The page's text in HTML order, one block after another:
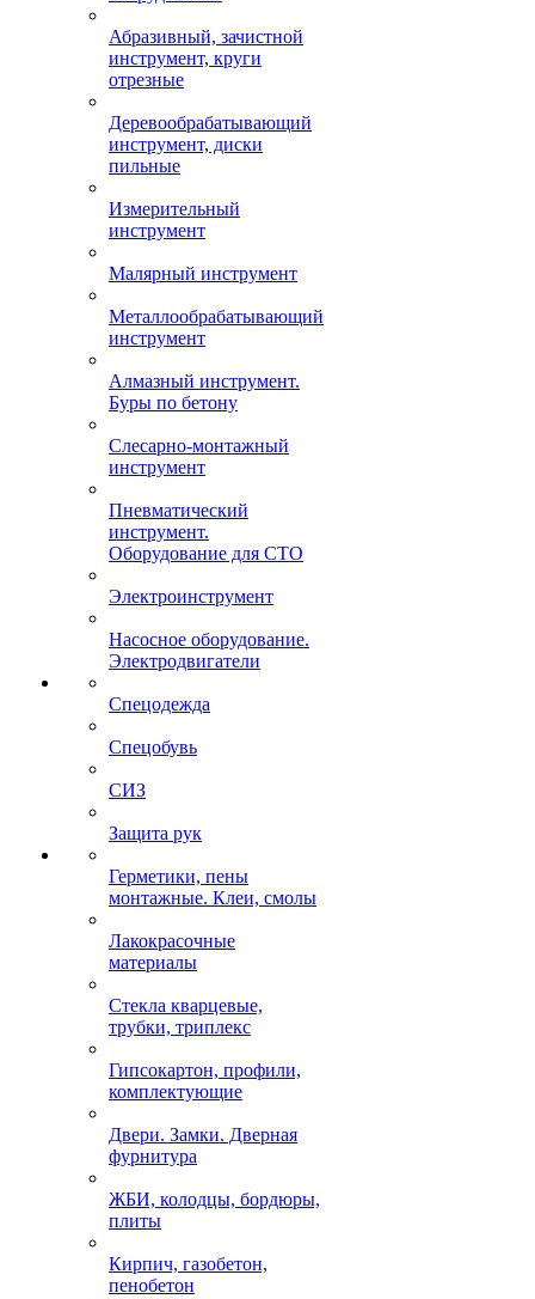
Абразивный, зачистной
инструмент, круги
отрезные
Деревообрабатывающий
инструмент, диски
пильные
Измерительный
инструмент
Малярный инструмент
Металлообрабатывающий
инструмент
Алмазный инструмент.
Буры по бетону
Слесарно-монтажный
инструмент
Пневматический
инструмент.
Оборудование для СТО
Электроинструмент
Насосное оборудование.
Электродвигатели
Спецодежда
Спецобувь
СИЗ
Защита рук
Герметики, пены
монтажные. Клеи, смолы
Лакокрасочные
материалы
Стекла кварцевые,
трубки, триплекс
Гипсокартон, профили,
комплектующие
Двери. Замки. Дверная
фурнитура
ЖБИ, колодцы, бордюры,
плиты
Кирпич, газобетон,
пенобетон